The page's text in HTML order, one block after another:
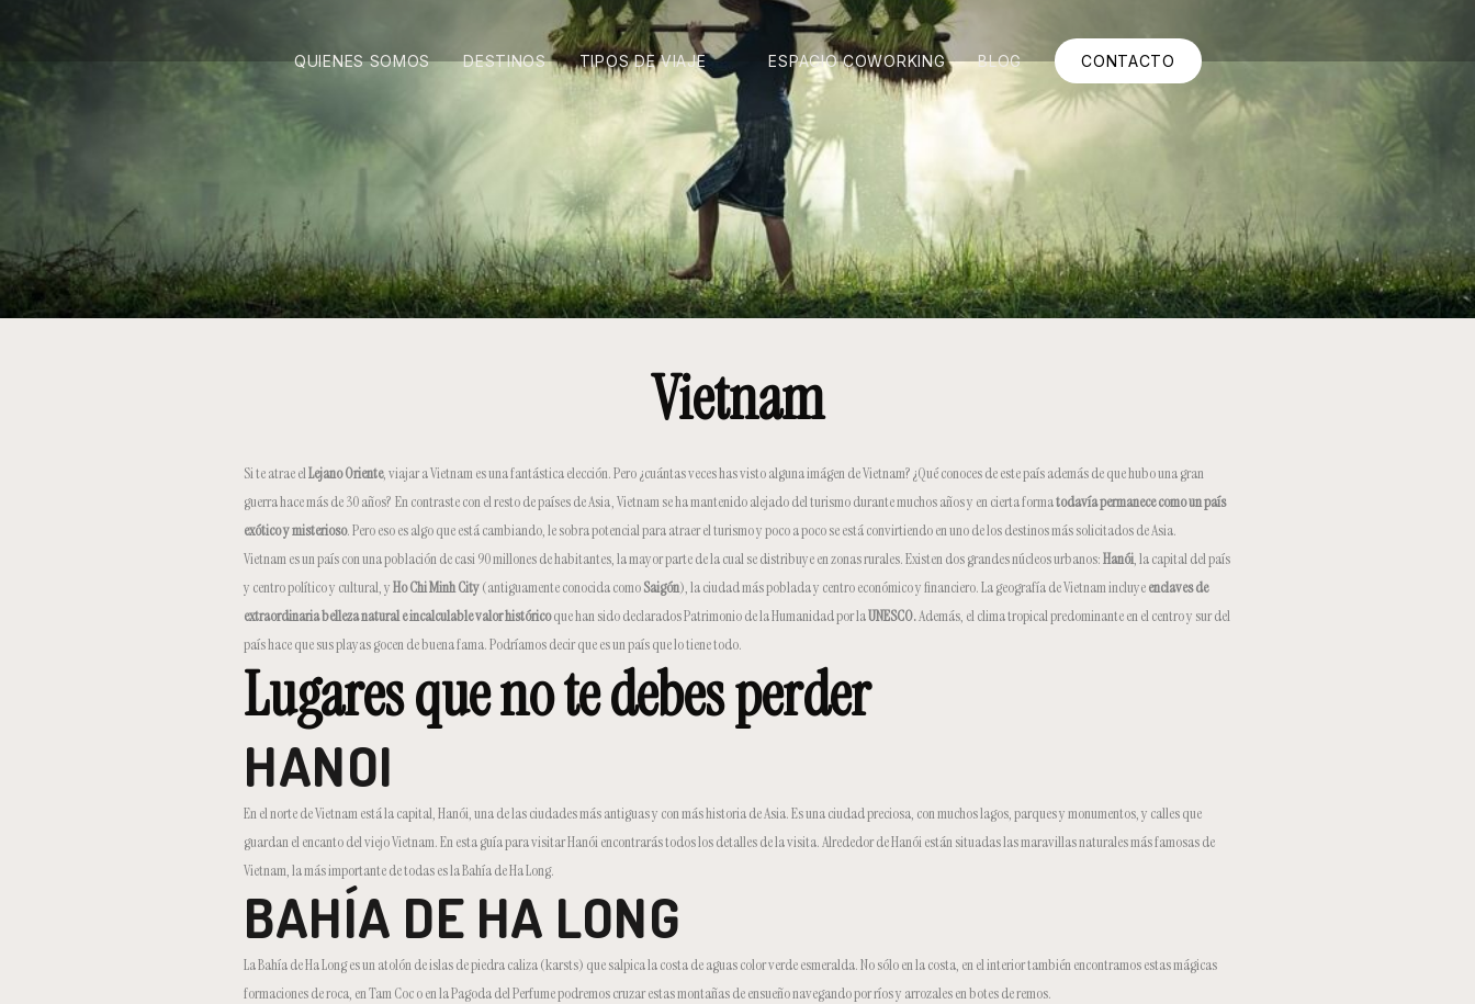
QUIENES SOMOS DESTINOS TIPOS DE VIAJE ESPACIO COWORKING BLOG CONTACTO
Vietnam
Si te atrae elLejano Oriente, viajar a Vietnam es una fantástica elección. Pero ¿cuántas veces has visto alguna imágen de Vietnam? ¿Qué conoces de este país además de que hubo una gran
guerra hace más de 30 años? En contraste con el resto de países de Asia , Vietnam se ha mantenido alejado del turismo durante muchos años y en cierta formatodavía permanece como un país
exótico y misterioso. Pero eso es algo que está cambiando, le sobra potencial para atraer el turismo y poco a poco se está convirtiendo en uno de los destinos más solicitados de Asia.
Vietnam es un país con una población de casi 90 millones de habitantes, la mayor parte de la cual se distribuye en zonas rurales. Existen dos grandes núcleos urbanos:Hanói, la capital del país
y centro político y cultural, yHo Chi Minh City(antiguamente conocida comoSaigón), la ciudad más poblada y centro económico y financiero. La geografía de Vietnam incluyeenclaves de
extraordinaria belleza natural e incalculable valor históricoque han sido declarados Patrimonio de la Humanidad por laUNESCO.Además, el clima tropical predominante en el centro y sur del
país hace que sus playas gocen de buena fama. Podríamos decir que es un país que lo tiene todo.
Lugares que no te debes perder
HANOI
En el norte de Vietnam está la capital, Hanói, una de las ciudades más antiguas y con más historia de Asia. Es una ciudad preciosa, con muchos lagos, parques y monumentos, y calles que
guardan el encanto del viejo Vietnam. En esta guía para visitar Hanói encontrarás todos los detalles de la visita. Alrededor de Hanói están situadas las maravillas naturales más famosas de
Vietnam, la más importante de todas es la Bahía de Ha Long.
BAHÍA DE HA LONG
La Bahía de Ha Long es un atolón de islas de piedra caliza (karsts) que salpica la costa de aguas color verde esmeralda. No sólo en la costa, en el interior también encontramos estas mágicas
formaciones de roca, en Tam Coc o en la Pagoda del Perfume podremos cruzar estas montañas de ensueño navegando por ríos y arrozales en botes de remos.